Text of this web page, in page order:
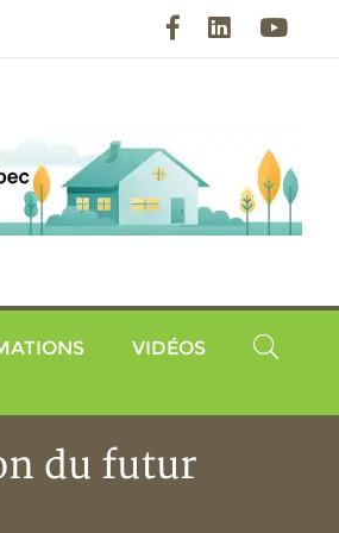
FacebookLinkedIn
VIDÉOS
du futur